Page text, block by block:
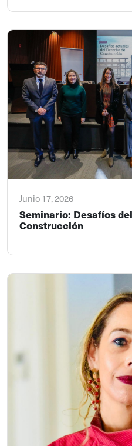
Junio 17, 2026
Seminario: Desafíos
Construcción